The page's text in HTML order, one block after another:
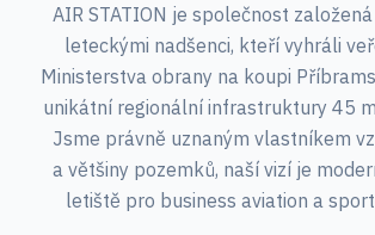
AIR STATION je společnost
leteckými nadšenci, kteří vyhráli
Ministerstva obrany na koupi
unikátní regionální infrastruktury 45
Jsme právně uznaným vlastníkem
a většiny pozemků, naší vizí je
letiště pro business aviation a